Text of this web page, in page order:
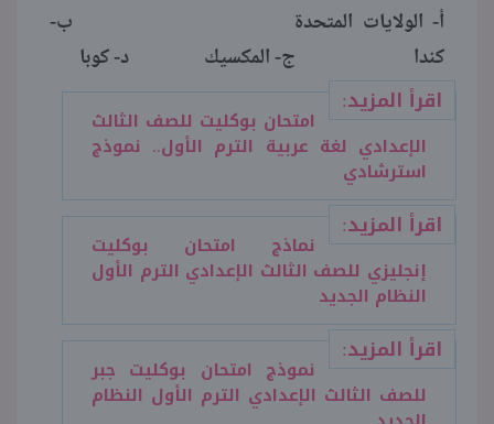
أ- الولايات المتحدة ب-
كندا ج- المكسيك د- كوبا
اقرأ المزيد:
امتحان بوكليت للصف الثالث
الإعدادي لغة عربية الترم الأول.. نموذج
استرشادي
اقرأ المزيد:
نماذج امتحان بوكليت
إنجليزي للصف الثالث الإعدادي الترم الأول
النظام الجديد
اقرأ المزيد:
نموذج امتحان بوكليت جبر
للصف الثالث الإعدادي الترم الأول النظام